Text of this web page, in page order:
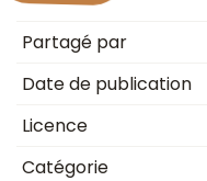
Partagé par
Date de publication
Licence
Catégorie